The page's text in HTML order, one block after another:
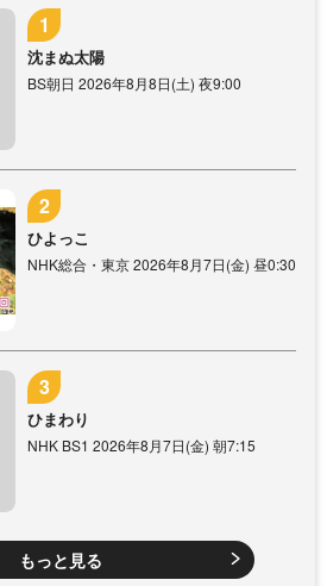
沈まぬ太陽
BS朝日 2026年8月8日(土) 夜9:00
ひよっこ
NHK総合・東京 2026年8月7日(金) 昼0:30
ひまわり
NHK BS1 2026年8月7日(金) 朝7:15
もっと見る